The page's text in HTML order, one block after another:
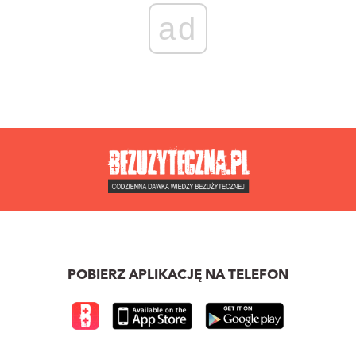
ad
POBIERZ APLIKACJĘ NA TELEFON